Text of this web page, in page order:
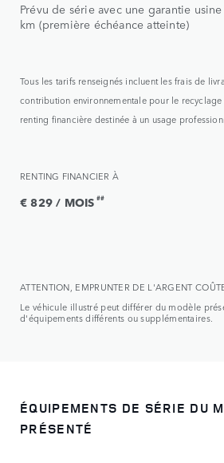
Prévu de série avec une garantie
km (première échéance atteinte)
Tous les tarifs renseignés incluent les frais de
contribution environnementale pour le
renting financière destinée à un usage
RENTING FINANCIER À
€ 829 / MOIS ##
ATTENTION, EMPRUNTER DE L'ARGENT
Le véhicule illustré peut différer du modèle
d'équipements différents ou supplémentaires.
ÉQUIPEMENTS DE SÉRIE DU
PRÉSENTÉ